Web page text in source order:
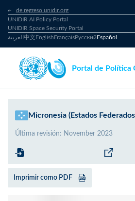
de regreso unidir.org
UNIDIR AI Policy Portal
UNIDIR Space Security Portal
العربية 中文EnglishFrançaisРусскийEspañol
Portal de Política
Micronesia (Estados
Última revisión: November 2023
Imprimir como PDF